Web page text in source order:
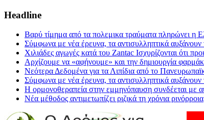
Headline
Βαρύ τίμημα από τα πολεμικα τραύματα πληρώνει η
Σύμφωνα με νέα έρευνα, τα αντισυλληπτικά αυξάνουν
Χιλιάδες αγωγές κατά του Zantac Ισχυρίζονται ότι
Αρχίζουμε να «αφήνουμε» και την δημιουργία
Νεότερα Δεδομένα για τα Λιπίδια από το
Σύμφωνα με νέα έρευνα, τα αντισυλληπτικά αυξάνουν
Η ορμονοθεραπεία στην εμμηνόπαυση συνδέεται με
Νέα μέθοδος αντιμετωπίζει ριζικά τη χρόνια ρινόρροια